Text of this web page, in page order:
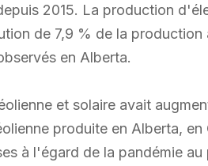
2015. La production
de 7,9 % de la production
en Alberta.
et solaire avait
produite en Alberta, en
à l'égard de la pandémie